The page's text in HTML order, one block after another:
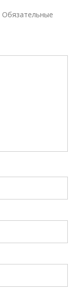
Обязательные